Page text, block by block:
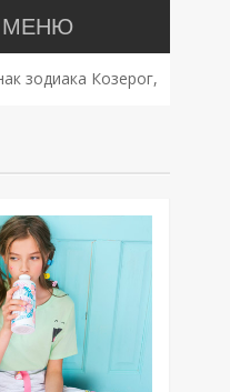
МЕНЮ
зодиака Козерог,